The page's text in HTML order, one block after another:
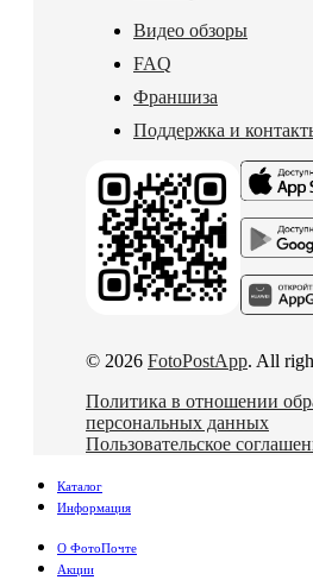
Видео обзоры
FAQ
Франшиза
Поддержка и
© 2026 FotoPostApp. All
Политика в отношении
персональных данных
Пользовательское
Каталог
Информация
О ФотоПочте
Акции